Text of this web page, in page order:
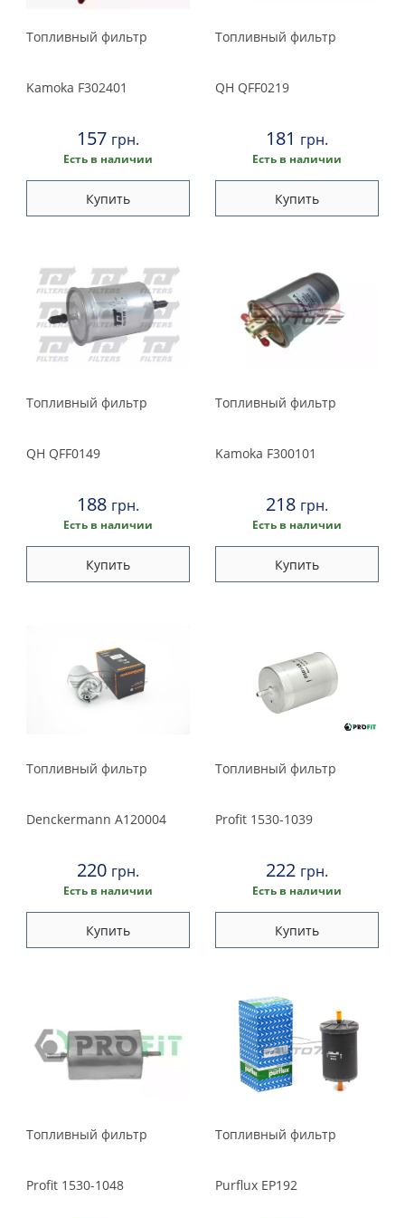
Wunder
Топливный фильтр
Kamoka F302401
157 грн.
Есть в наличии
Купить
Топливный фильтр
QH QFF0219
181 грн.
Есть в наличии
Купить
Топливный фильтр
QH QFF0149
188 грн.
Есть в наличии
Купить
Топливный фильтр
Kamoka F300101
218 грн.
Есть в наличии
Купить
Топливный фильтр
Denckermann A120004
220 грн.
Есть в наличии
Купить
Топливный фильтр
Profit 1530-1039
222 грн.
Есть в наличии
Купить
Топливный фильтр
Profit 1530-1048
Топливный фильтр
Purflux EP192